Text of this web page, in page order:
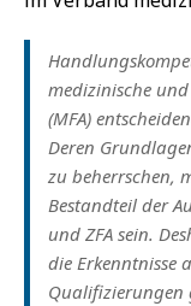
medizinische
(MFA)
Deren
zu beherrschen,
Bestandteil der
und ZFA sein.
die Erkenntnisse
Qualifizierungen